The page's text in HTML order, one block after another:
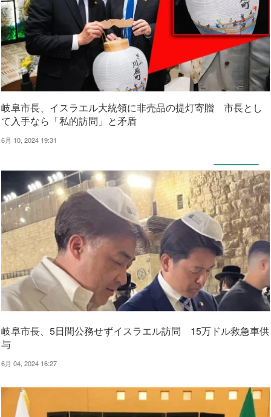
岐阜市長、イスラエル大統領に非売品の提灯寄贈 市長とし
て入手なら「私的訪問」と矛盾
6月 10, 2024 19:31
岐阜市長、5日間公務せずイスラエル訪問 15万ドル救急車供
与
6月 04, 2024 16:27